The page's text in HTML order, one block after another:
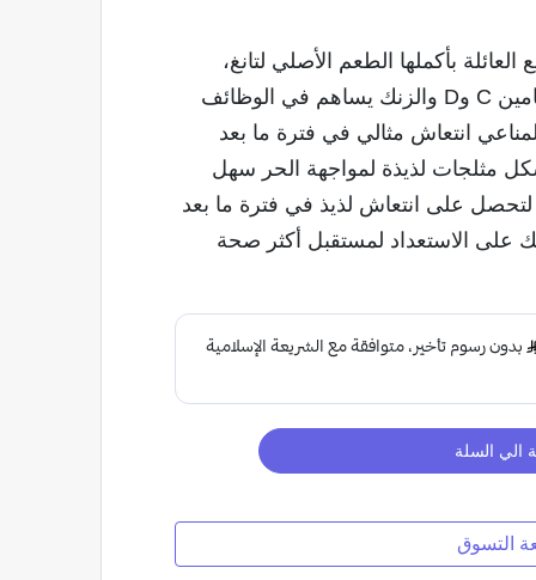
بأكملها الطعم الأصلي لتانغ،
المحبوب لأكثر من 50 عامًا. غني بفيتامين C وD والزنك يساهم في الوظائف
انتعاش مثالي في فترة ما بعد
مثلجات لذيذة لمواجهة الحر سهل
لتحصل على انتعاش لذيذ في فترة ما بعد
على الاستعداد لمستقبل أكثر صحة
الي السلة
التسوق